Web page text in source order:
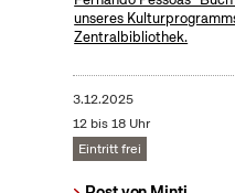
unseres
Zentralbibliothek.
3.12.2025
12 bis 18 Uhr
Eintritt frei